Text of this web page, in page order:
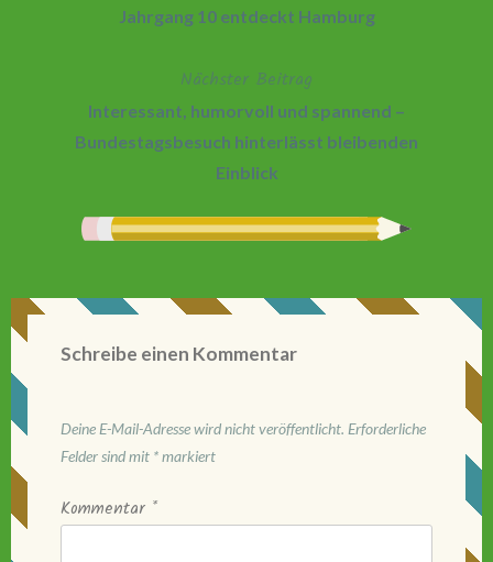
Jahrgang 10 entdeckt Hamburg
Nächster Beitrag
Interessant, humorvoll und spannend –
Bundestagsbesuch hinterlässt bleibenden
Einblick
Schreibe einen Kommentar
Deine E-Mail-Adresse wird nicht veröffentlicht. Erforderliche
Felder sind mit *markiert
Kommentar *